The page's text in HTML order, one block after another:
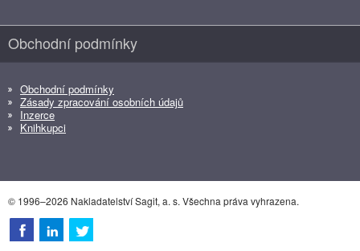
Obchodní podmínky
Obchodní podmínky
Zásady zpracování osobních údajů
Inzerce
Knihkupci
© 1996–2026 Nakladatelství Sagit, a. s. Všechna práva vyhrazena.